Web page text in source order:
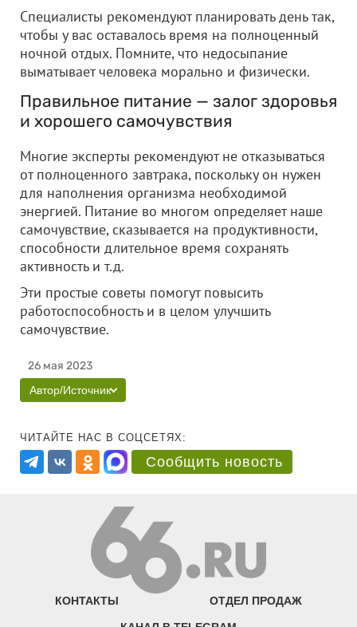
Специалисты рекомендуют планировать день так,
чтобы у вас оставалось время на полноценный
ночной отдых. Помните, что недосыпание
выматывает человека морально и физически.
Правильное питание — залог здоровья
и хорошего самочувствия
Многие эксперты рекомендуют не отказываться
от полноценного завтрака, поскольку он нужен
для наполнения организма необходимой
энергией. Питание во многом определяет наше
самочувствие, сказывается на продуктивности,
способности длительное время сохранять
активность и т.д.
Эти простые советы помогут повысить
работоспособность и в целом улучшить
самочувствие.
26 мая 2023
Автор/Источник
ЧИТАЙТЕ НАС В СОЦСЕТЯХ:
Сообщить новость
КОНТАКТЫ ОТДЕЛ ПРОДАЖ